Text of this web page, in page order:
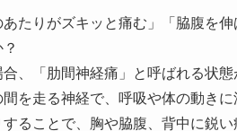
あたりがズキッと痛む」「脇腹を
、「肋間神経痛」と呼ばれる状
を走る神経で、呼吸や体の動き
ることで、胸や脇腹、背中に鋭